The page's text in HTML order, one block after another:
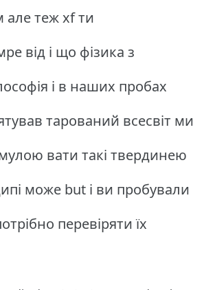
теж xf ти
від і що фізика з
і в наших пробах
тарований всесвіт ми
вати такі твердинею
може but і ви пробували
перевіряти їх